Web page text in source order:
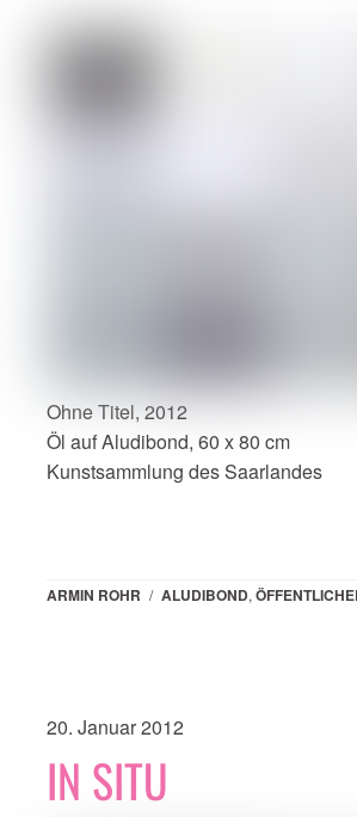
Ohne Titel, 2012
Öl auf Aludibond, 60 x 80 cm
Kunstsammlung des Saarlandes
ARMIN ROHR / ALUDIBOND,
20. Januar 2012
IN SITU